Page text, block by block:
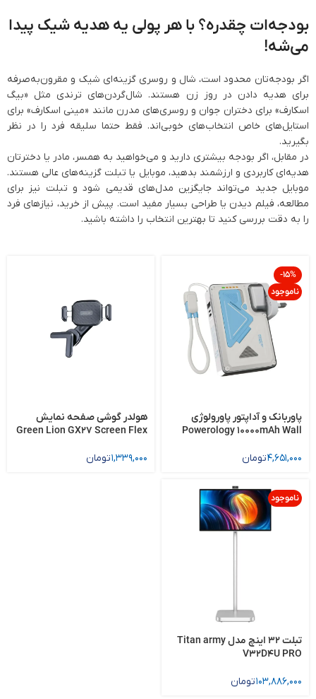
بودجه‌ات چقدره؟ با هر پولی یه هدیه شیک پیدا
می‌شه!
اگر بودجه‌تان محدود است، شال و روسری گزینه‌ای شیک و مقرون‌به‌صرفه
برای هدیه دادن در روز زن هستند. شال‌گردن‌های ترندی مثل «بیگ
اسکارف» برای دختران جوان و روسری‌های مدرن مانند «مینی اسکارف» برای
استایل‌های خاص انتخاب‌های خوبی‌اند. فقط حتما سلیقه فرد را در نظر
بگیرید.
در مقابل، اگر بودجه بیشتری دارید و می‌خواهید به همسر، مادر یا دخترتان
هدیه‌ای کاربردی و ارزشمند بدهید، موبایل یا تبلت گزینه‌های عالی هستند.
موبایل جدید می‌تواند جایگزین مدل‌های قدیمی شود و تبلت نیز برای
مطالعه، فیلم دیدن یا طراحی بسیار مفید است. پیش از خرید، نیازهای فرد
را به دقت بررسی کنید تا بهترین انتخاب را داشته باشید.
-15%
ناموجود
پاوربانک و آداپتور پاورولوژی
Powerology 10000mAh Wall
Bank PPBCHA80
4,651,000تومان
هولدر گوشی صفحه نمایش
Green Lion GX27 Screen Flex
1,339,000تومان
ناموجود
تبلت 32 اینچ مدل Titan army
V32D4U PRO
103,886,000تومان